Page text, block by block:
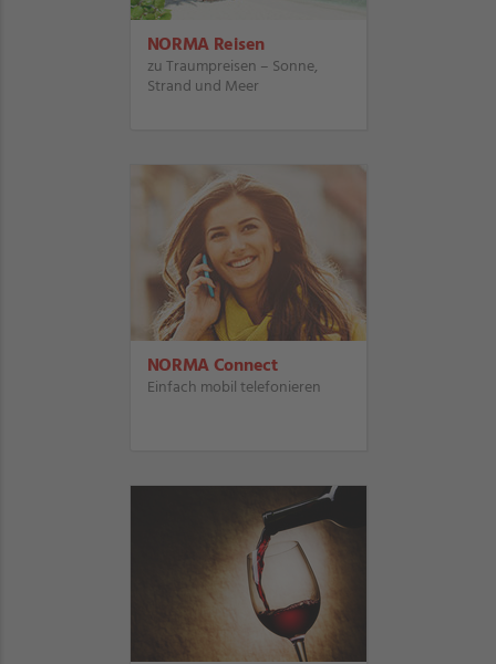
NORMA Reisen
zu Traumpreisen – Sonne,
Strand und Meer
NORMA Connect
Einfach mobil telefonieren